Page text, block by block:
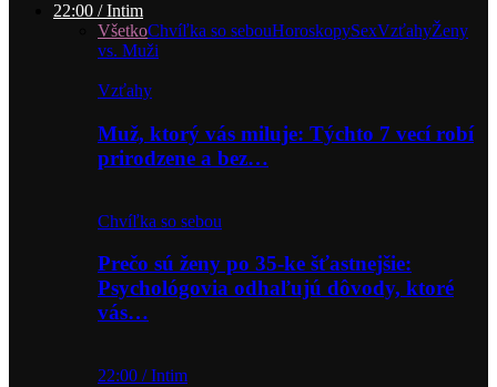
22:00 / Intim
VšetkoChvíľka so sebouHoroskopySexVzťahyŽeny
vs. Muži
Vzťahy
Muž, ktorý vás miluje: Týchto 7 vecí robí
prirodzene a bez…
Chvíľka so sebou
Prečo sú ženy po 35-ke šťastnejšie:
Psychológovia odhaľujú dôvody, ktoré
vás…
22:00 / Intim